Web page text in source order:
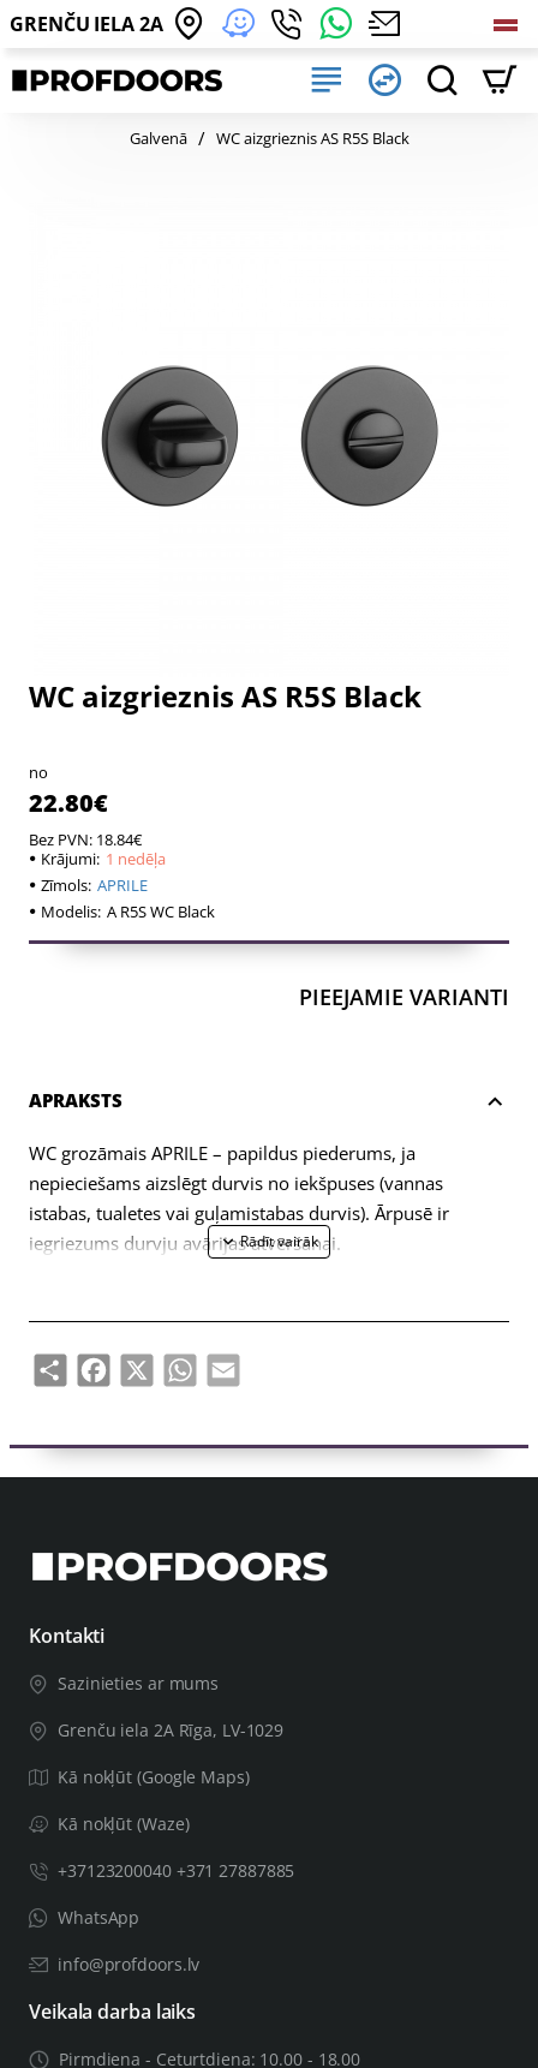
GRENČU IELA 2A
GalvenāhomeWC aizgrieznis AS R5S Black
WC aizgrieznis AS R5S Black
no
22.80€
Bez PVN: 18.84€
Krājumi: 1 nedēļa
Zīmols: APRILE
Modelis: A R5S WC Black
PIEEJAMIE VARIANTI
APRAKSTS
WC grozāmais APRILE – papildus piederums, ja
nepieciešams aizslēgt durvis no iekšpuses (vannas
istabas, tualetes vai guļamistabas durvis). Ārpusē ir
iegriezums durvju avārijas atvēršanai.
izgatavot 6x6mm, izmantojot reduktoru). Grozāmais ir
aprīkots ar 5 mm biezām metāla rozetēm.
Komplektā ietilpst:
– divi adapteri ar 5 mm biezām apdares rozetēm;
– 1 sešstūra skrūve un 3 mm sešstūra atslēga;
Ja Jūsu durvju vērtne būs biezāka par 44mm, Jums būs
svarīgu saistīto informāciju atstājiet pasūtījuma piezīmēs,
tai skaitā durvju vērtnes biezumu. Pēc Jūsu sniegtās
nokomplektēt preci vajadzīgā biezuma durvīm.
Share Facebook
X WhatsApp
Email
Kontakti
Sazinieties ar mums
Grenču iela 2A Rīga, LV-1029
Kā nokļūt (Google Maps)
Kā nokļūt (Waze)
+37123200040 +371 27887885
WhatsApp
info@profdoors.lv
Veikala darba laiks
Pirmdiena - Ceturtdiena: 10.00 - 18.00